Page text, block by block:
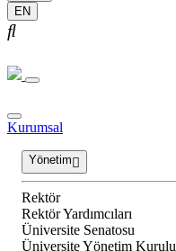
EN
Kurumsal
Yönetim
Rektör
Rektör Yardımcıları
Üniversite Senatosu
Üniversite Yönetim Kurulu